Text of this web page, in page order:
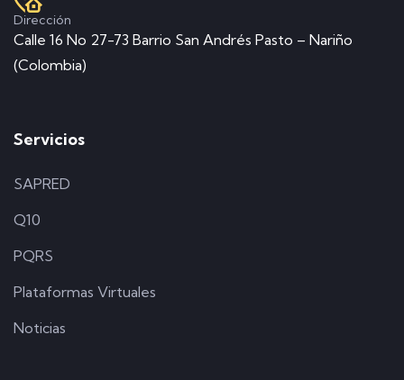
Dirección
Calle 16 No 27-73 Barrio San Andrés Pasto – Nariño
(Colombia)
Servicios
SAPRED
Q10
PQRS
Plataformas Virtuales
Noticias